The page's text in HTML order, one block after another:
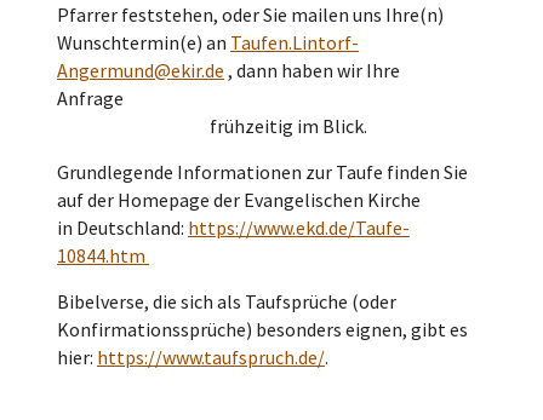
Pfarrer feststehen, oder Sie mailen uns Ihre(n)
Wunschtermin(e) an Taufen.Lintorf-
Angermund@ekir.de , dann haben wir Ihre
Anfrage
frühzeitig im Blick.
Grundlegende Informationen zur Taufe finden Sie
auf der Homepage der Evangelischen Kirche
in Deutschland: https://www.ekd.de/Taufe-
10844.htm
Bibelverse, die sich als Taufsprüche (oder
Konfirmationssprüche) besonders eignen, gibt es
hier: https://www.taufspruch.de/.